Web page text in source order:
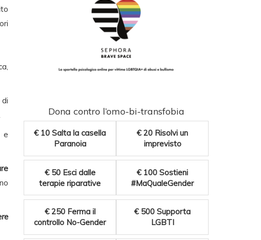
e
Dona contro l’omo-bi-transfobia
€ 10 Salta la casella
Paranoia
€ 20 Risolvi un
imprevisto
€ 50 Esci dalle
terapie riparative
€ 100 Sostieni
#MaQualeGender
€ 250 Ferma il
controllo No-Gender
€ 500 Supporta
LGBTI